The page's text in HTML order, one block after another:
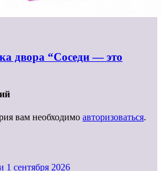
двора “Соседи — это
вам необходимо авторизоваться.
1 сентября 2026